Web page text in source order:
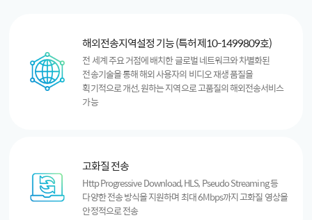
해외전송지역설정 기능 (특허 제10-1499809호)
전 세계 주요 거점에 배치한 글로벌 네트워크와 차별화된
전송기술을 통해 해외 사용자의 비디오 재생 품질을
획기적으로 개선, 원하는 지역으로 고품질의 해외전송서비스
가능
고화질 전송
Http Progressive Download, HLS, Pseudo Streaming 등
다양한 전송 방식을 지원하며 최대 6Mbps까지 고화질 영상을
안정적으로 전송